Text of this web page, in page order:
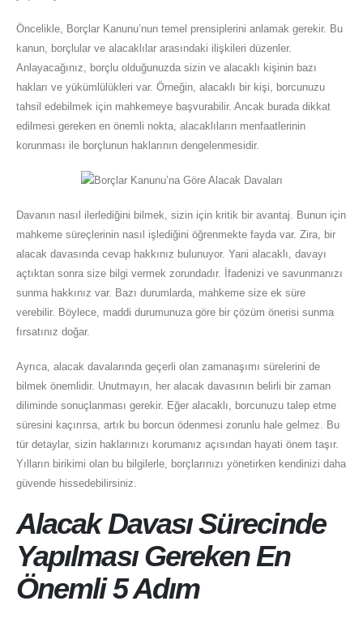
Öncelikle, Borçlar Kanunu’nun temel prensiplerini anlamak gerekir. Bu
kanun, borçlular ve alacaklılar arasındaki ilişkileri düzenler.
Anlayacağınız, borçlu olduğunuzda sizin ve alacaklı kişinin bazı
hakları ve yükümlülükleri var. Örneğin, alacaklı bir kişi, borcunuzu
tahsil edebilmek için mahkemeye başvurabilir. Ancak burada dikkat
edilmesi gereken en önemli nokta, alacaklıların menfaatlerinin
korunması ile borçlunun haklarının dengelenmesidir.
Davanın nasıl ilerlediğini bilmek, sizin için kritik bir avantaj. Bunun için
mahkeme süreçlerinin nasıl işlediğini öğrenmekte fayda var. Zira, bir
alacak davasında cevap hakkınız bulunuyor. Yani alacaklı, davayı
açtıktan sonra size bilgi vermek zorundadır. İfadenizi ve savunmanızı
sunma hakkınız var. Bazı durumlarda, mahkeme size ek süre
verebilir. Böylece, maddi durumunuza göre bir çözüm önerisi sunma
fırsatınız doğar.
Ayrıca, alacak davalarında geçerli olan zamanaşımı sürelerini de
bilmek önemlidir. Unutmayın, her alacak davasının belirli bir zaman
diliminde sonuçlanması gerekir. Eğer alacaklı, borcunuzu talep etme
süresini kaçırırsa, artık bu borcun ödenmesi zorunlu hale gelmez. Bu
tür detaylar, sizin haklarınızı korumanız açısından hayati önem taşır.
Yılların birikimi olan bu bilgilerle, borçlarınızı yönetirken kendinizi daha
güvende hissedebilirsiniz.
Alacak Davası Sürecinde
Yapılması Gereken En
Önemli 5 Adım